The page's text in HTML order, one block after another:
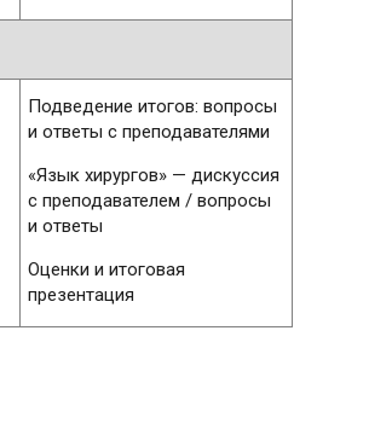
Подведение итогов: вопросы
и ответы с преподавателями
«Язык хирургов» — дискуссия
с преподавателем / вопросы
и ответы
Оценки и итоговая
презентация